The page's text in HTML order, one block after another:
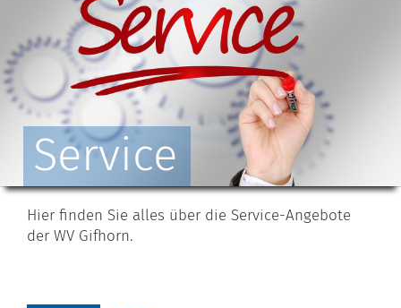
Service
Hier finden Sie alles über die Service-Angebote
der WV Gifhorn.